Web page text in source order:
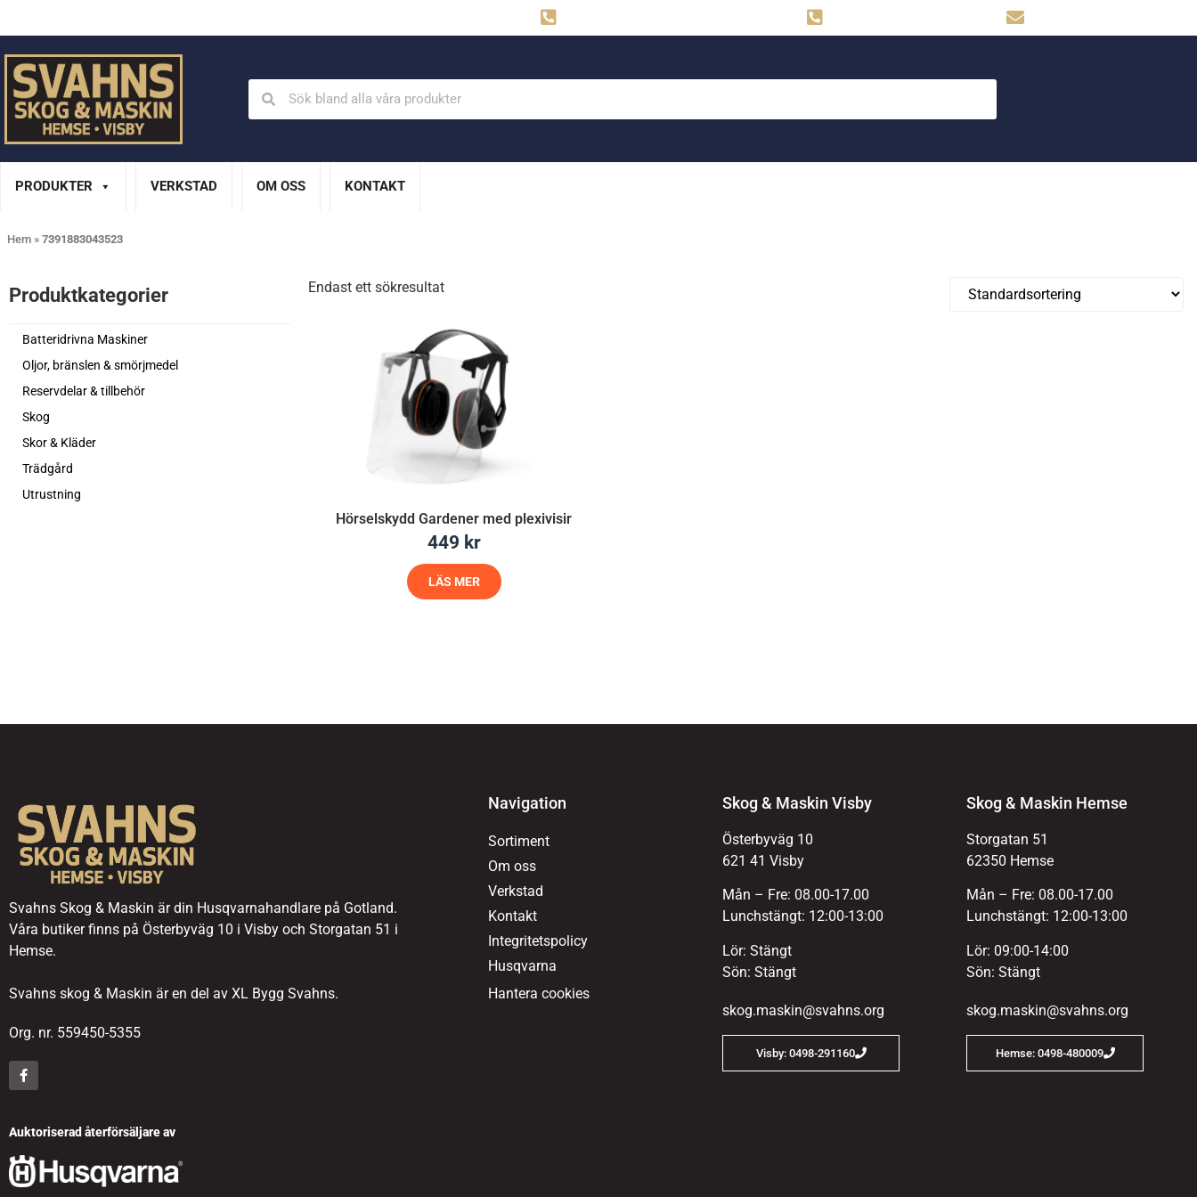
PRODUKTER VERKSTAD OM OSS KONTAKT
Hem » 7391883043523
Produktkategorier​
Batteridrivna Maskiner
Oljor, bränslen & smörjmedel
Reservdelar & tillbehör
Skog
Skor & Kläder
Trädgård
Utrustning
Endast ett sökresultat
Hörselskydd Gardener med plexivisir
449 kr
LÄS MER
Svahns Skog & Maskin är din Husqvarnahandlare på Gotland.
Våra butiker finns på Österbyväg 10 i Visby och Storgatan 51 i
Hemse.
Svahns skog & Maskin är en del av XL Bygg Svahns.
Org. nr. 559450-5355
Auktoriserad återförsäljare av
Navigation
Sortiment
Om oss
Verkstad
Kontakt
Integritetspolicy
Husqvarna
Hantera cookies
Skog & Maskin Visby
Österbyväg 10
621 41 Visby
Mån – Fre: 08.00-17.00
Lunchstängt: 12:00-13:00
Lör: Stängt
Sön: Stängt
skog.maskin@svahns.org
Visby: 0498-291160
Skog & Maskin Hemse
Storgatan 51
62350 Hemse
Mån – Fre: 08.00-17.00
Lunchstängt: 12:00-13:00
Lör: 09:00-14:00
Sön: Stängt
skog.maskin@svahns.org
Hemse: 0498-480009